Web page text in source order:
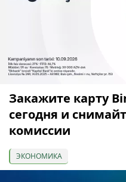
Закажите карту
сегодня и
комиссии
ЭКОНОМИКА